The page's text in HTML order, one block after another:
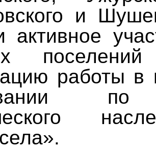
и
активное
работы в
по